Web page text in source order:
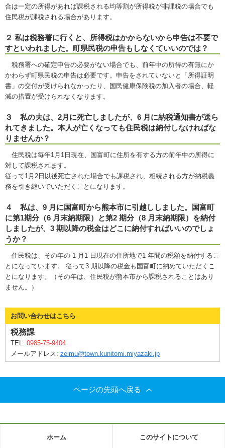
合は一定の所得があれば課税される均等割が所得税が非課税の場合でも
住民税が課税される場合があります。
２ 私は税務署に行くと、所得税はかからないから申告は不要で
すといわれました。町県民税の申告もしなくていいのでは？
税務署への確定申告の必要がない場合でも、前年中の所得の有無にか
かわらず町県民税の申告は必要です。申告をされていないと「所得証明
書」の交付が受けられなかったり、国民健康保険税の加入者の場合、軽
減の措置が受けられなくなります。
３ 私の夫は、2月に死亡しましたが、6 月に納税通知書が送ら
れてきました。本人が亡くなっても住民税は納付しなければな
りませんか？
住民税は毎年1月1日現在、国富町に住所を有する方の前年中の所得に
対して課税されます。
従って1月2日以後死亡された場合でも課税され、相続される方が納税義
務を引き継いでいただくことになります。
４ 私は、9 月に国富町から熊本市に引越ししました。国富町
に第1期分（6 月末納期限）と第2 期分（8 月末納期限）を納付
しましたが、3 期以降の税金はどこに納付すればいいのでしょ
うか？
住民税は、その年の 1 月1 日現在の住所地で1 年間の税額を納付するこ
とになっています。 従って3 期以降の税金も国富町に納めていただくこ
とになります。（その年は、住民税が熊本市から課税されることはあり
ません。）
お問い合わせはこちら
税務課
TEL: 0985-75-9404
メールアドレス: zeimu@town.kunitomi.miyazaki.jp
ページの先頭へ戻る
ホーム このサイトについて